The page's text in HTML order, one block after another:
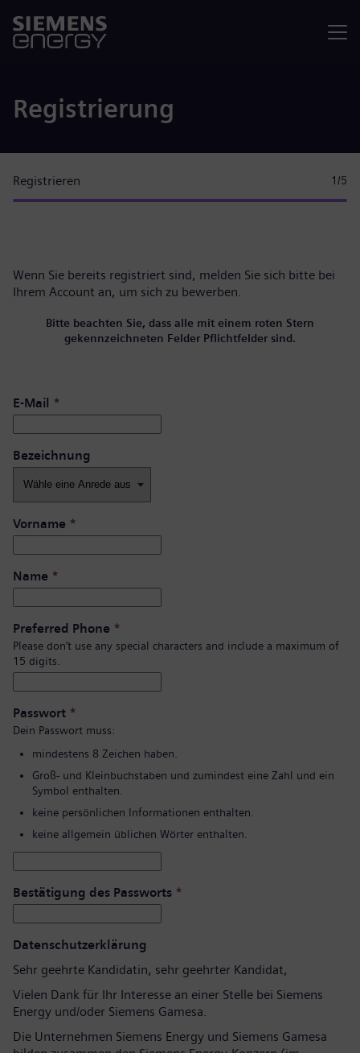
Registrierung
Registrieren 1 /5
Wenn Sie bereits registriert sind, melden Sie sich bitte bei
Ihrem Account an, um sich zu bewerben.
Bitte beachten Sie, dass alle mit einem roten Stern
gekennzeichneten Felder Pflichtfelder sind.
E-Mail *
Bezeichnung
Vorname *
Name *
Preferred Phone *
Please don’t use any special characters and include a maximum of
15 digits.
Passwort *
Dein Passwort muss:
mindestens 8 Zeichen haben.
Groß- und Kleinbuchstaben und zumindest eine Zahl und ein
Symbol enthalten.
keine persönlichen Informationen enthalten.
keine allgemein üblichen Wörter enthalten.
Bestätigung des Passworts *
Datenschutzerklärung
Sehr geehrte Kandidatin, sehr geehrter Kandidat,
Vielen Dank für Ihr Interesse an einer Stelle bei Siemens
Energy und/oder Siemens Gamesa.
Die Unternehmen Siemens Energy und Siemens Gamesa